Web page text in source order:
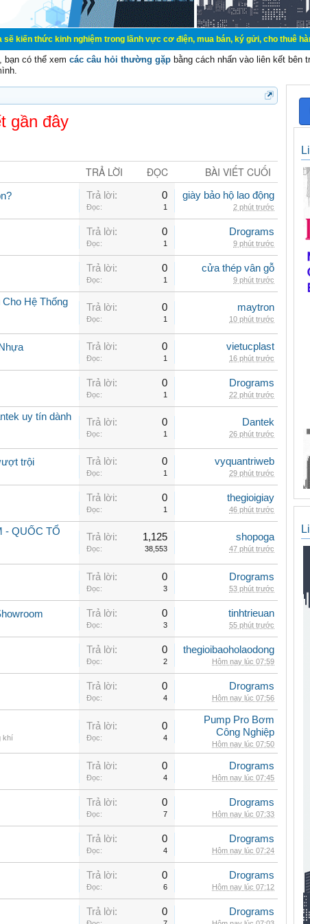
kinh nghiệm trong lãnh vực cơ điện, mua bán, ký gửi, cho thuê hàng hoá
bạn có thể xem các câu hỏi thường gặp bằng cách nhấn vào liên kết bên
gần đây
TRẢ LỜI ĐỌC BÀI VIẾT CUỐI
Trả lời: 0
Đọc: 1
giày bảo hộ lao động
2 phút trước
Trả lời: 0
Đọc: 1
Drograms
9 phút trước
Trả lời: 0
Đọc: 1
cửa thép vân gỗ
9 phút trước
Hệ Thống
Trả lời: 0
Đọc: 1
maytron
10 phút trước
Trả lời: 0
Đọc: 1
vietucplast
16 phút trước
Trả lời: 0
Đọc: 1
Drograms
22 phút trước
uy tín dành
Trả lời: 0
Đọc: 1
Dantek
26 phút trước
trội Trả lời: 0
Đọc: 1
vyquantriweb
29 phút trước
Trả lời: 0
Đọc: 1
thegioigiay
46 phút trước
- QUỐC TỔ
Trả lời: 1,125
Đọc: 38,553
shopoga
47 phút trước
Trả lời: 0
Đọc: 3
Drograms
53 phút trước
Trả lời: 0
Đọc: 3
tinhtrieuan
55 phút trước
Trả lời: 0
Đọc: 2
thegioibaoholaodong
Hôm nay lúc 07:59
Trả lời: 0
Đọc: 4
Drograms
Hôm nay lúc 07:56
khí
Trả lời: 0
Đọc: 4
Pump Pro Bơm
Công Nghiệp
Hôm nay lúc 07:50
Trả lời: 0
Đọc: 4
Drograms
Hôm nay lúc 07:45
Trả lời: 0
Đọc: 7
Drograms
Hôm nay lúc 07:33
Trả lời: 0
Đọc: 4
Drograms
Hôm nay lúc 07:24
Trả lời: 0
Đọc: 6
Drograms
Hôm nay lúc 07:12
Trả lời: 0 Drograms